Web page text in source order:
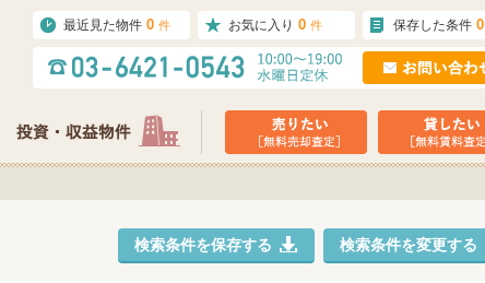
最近見た物件 0 件 お気に入り 0 件 保存した条件 0
検索条件を変更する
検索条件を保存する